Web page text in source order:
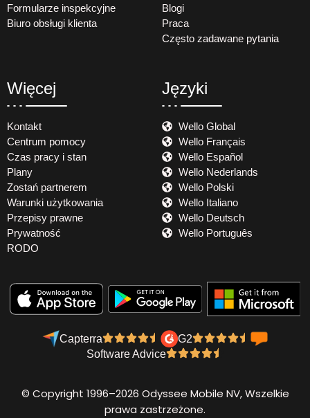
Formularze inspekcyjne
Biuro obsługi klienta
Blogi
Praca
Często zadawane pytania
Więcej
Kontakt
Centrum pomocy
Czas pracy i stan
Plany
Zostań partnerem
Warunki użytkowania
Przepisy prawne
Prywatność
RODO
Języki
Wello Global
Wello Français
Wello Español
Wello Nederlands
Wello Polski
Wello Italiano
Wello Deutsch
Wello Português
Capterra
G2
Software Advice
© Copyright 1996–2026 Odyssee Mobile NV, Wszelkie
prawa zastrzeżone.